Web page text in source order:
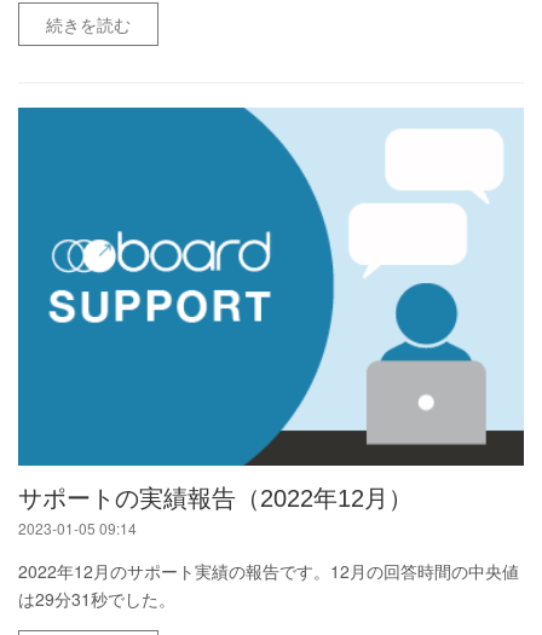
続きを読む
サポートの実績報告（2022年12月）
2023-01-05 09:14
2022年12月のサポート実績の報告です。12月の回答時間の中央値
は29分31秒でした。